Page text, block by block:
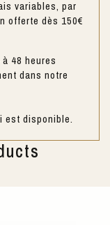
variables, par
offerte dès 150€
48 heures
dans notre
est disponible.